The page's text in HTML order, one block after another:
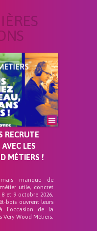
RECRUTE
LES
MÉTIERS !
manque de
utile, concret
et 9 octobre 2026,
bois ouvrent leurs
l’occasion de la
Very Wood Métiers.